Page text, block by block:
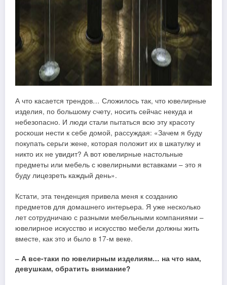
А что касается трендов… Сложилось так, что ювелирные
изделия, по большому счету, носить сейчас некуда и
небезопасно. И люди стали пытаться всю эту красоту
роскоши нести к себе домой, рассуждая: «Зачем я буду
покупать серьги жене, которая положит их в шкатулку и
никто их не увидит? А вот ювелирные настольные
предметы или мебель с ювелирными вставками – это я
буду лицезреть каждый день».
Кстати, эта тенденция привела меня к созданию
предметов для домашнего интерьера. Я уже несколько
лет сотрудничаю с разными мебельными компаниями –
ювелирное искусство и искусство мебели должны жить
вместе, как это и было в 17-м веке.
– А все-таки по ювелирным изделиям… на что нам,
девушкам, обратить внимание?